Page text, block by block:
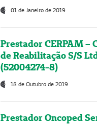
01 de Janeiro de 2019
Prestador CERPAM –
de Reabilitação S/S
(52004274-8)
18 de Outubro de 2019
Prestador Oncoped